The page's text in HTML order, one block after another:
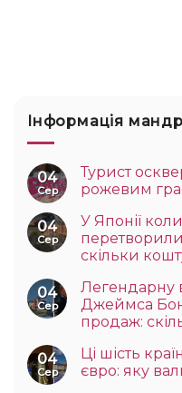
Інформація
04
Сер
Турист
рожевим
04
Сер
У Японії
скільки
04
Сер
Легендарну
Джеймса
продаж:
04
Сер
Ці шість
євро: яку